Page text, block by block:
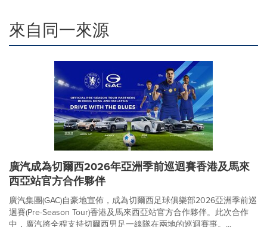
來自同一來源
廣汽成為切爾西2026年亞洲季前巡迴賽香港及馬來
西亞站官方合作夥伴
廣汽集團(GAC)自豪地宣佈，成為切爾西足球俱樂部2026亞洲季前巡
迴賽(Pre-Season Tour)香港及馬來西亞站官方合作夥伴。此次合作
中，廣汽將全程支持切爾西男足一線隊在兩地的巡迴賽事。...